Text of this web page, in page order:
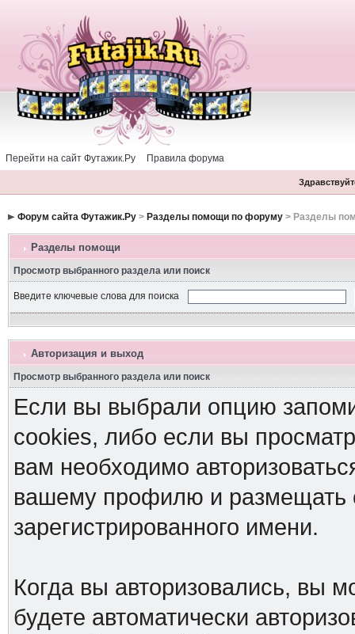
Перейти на сайт Футажик.Ру Правила форума
Форум сайта Футажик.Ру> Разделы помощи по форуму> Разделы
Разделы помощи
Просмотр выбранного раздела или поиск
Введите ключевые слова для поиска
Авторизация и выход
Просмотр выбранного раздела или поиск
Если вы выбрали опцию
cookies, либо если вы
вам необходимо
вашему профилю и размещать
зарегистрированного имени.
Когда вы авторизовались, вы
будете автоматически